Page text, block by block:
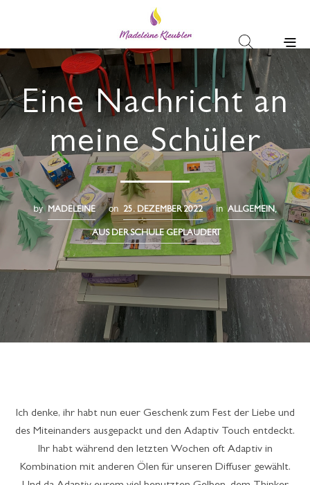
Eine Nachricht an
meine Schüler
by MADELEINE on 25. DEZEMBER 2022 in ALLGEMEIN,
AUS DER SCHULE GEPLAUDERT
Ich denke, ihr habt nun euer Geschenk zum Fest der Liebe und
des Miteinanders ausgepackt und den Adaptiv Touch entdeckt.
Ihr habt während den letzten Wochen oft Adaptiv in
Kombination mit anderen Ölen für unseren Diffuser gewählt.